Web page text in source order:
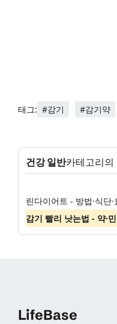
태그: #감기 #감기약
건강 일반카테고리의
린다이어트 - 방법·식단
감기 빨리 낫는법 - 약·
LifeBase